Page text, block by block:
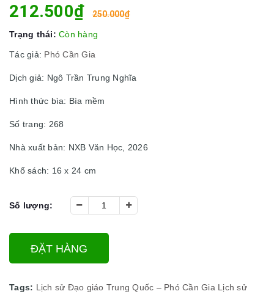
212.500₫ 250.000₫
Trạng thái: Còn hàng
Tác giả: Phó Cần Gia
Dịch giả: Ngô Trần Trung Nghĩa
Hình thức bìa: Bìa mềm
Số trang: 268
Nhà xuất bản: NXB Văn Học, 2026
Khổ sách: 16 x 24 cm
Số lượng:
ĐẶT HÀNG
Tags: Lịch sử Đạo giáo Trung Quốc – Phó Cần Gia Lịch sử